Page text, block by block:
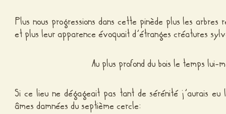
Plus nous progressions dans cette pinède plus les
et plus leur apparence évoquait d’étranges créatures
Au plus profond du bois le temps lui-
Si ce lieu ne dégageait pas tant de sérénité j’aurais eu
âmes damnées du septième cercle: